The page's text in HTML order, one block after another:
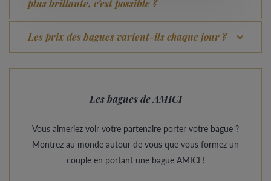
plus brillante, c’est possible ?
Les prix des bagues varient-ils chaque jour ?
Les bagues de AMICI
Vous aimeriez voir votre partenaire porter votre bague ?
Montrez au monde autour de vous que vous formez un
couple en portant une bague AMICI !